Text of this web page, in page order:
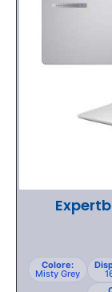
Colore:
Misty Grey